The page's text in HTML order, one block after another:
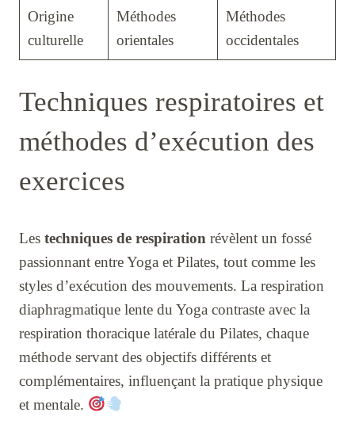
Origine
culturelle
Méthodes
orientales
Méthodes
occidentales
Techniques respiratoires et
méthodes d’exécution des
exercices
Les techniques de respiration révèlent un fossé
passionnant entre Yoga et Pilates, tout comme les
styles d’exécution des mouvements. La respiration
diaphragmatique lente du Yoga contraste avec la
respiration thoracique latérale du Pilates, chaque
méthode servant des objectifs différents et
complémentaires, influençant la pratique physique
et mentale.